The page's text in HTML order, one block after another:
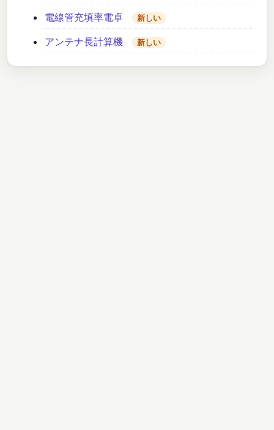
電線管充填率電卓 新しい
アンテナ長計算機 新しい